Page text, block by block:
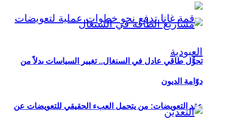
عقد التعويضات: من يتحمل العبء الحقيقي للتعويضات عن
تحوُّل طاقي عادل في السنغال.. تغيير السياسات بدلاً من
دوّامة الديون